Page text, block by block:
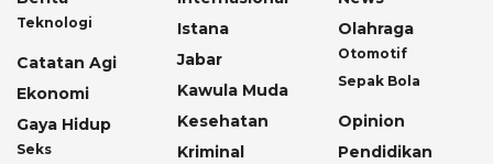
Teknologi
Catatan Agi
Ekonomi
Gaya Hidup
Seks
Istana
Jabar
Kawula Muda
Kesehatan
Kriminal
Olahraga
Otomotif
Sepak Bola
Opinion
Pendidikan